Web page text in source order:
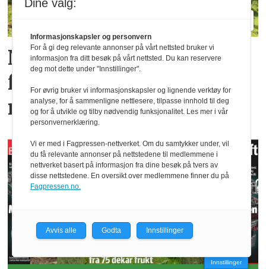
Nye TT212 markerer
femti år­ med
redskapsbærere fra Aebi
Innstillinger
Dine valg:
Informasjonskapsler og personvern
For å gi deg relevante annonser på vårt nettsted bruker vi
informasjon fra ditt besøk på vårt nettsted. Du kan reservere
deg mot dette under "Innstillinger".
For øvrig bruker vi informasjonskapsler og lignende verktøy for
analyse, for å sammenligne nettlesere, tilpasse innhold til deg
og for å utvikle og tilby nødvendig funksjonalitet. Les mer i vår
personvernerklæring.
Vi er med i Fagpressen-nettverket. Om du samtykker under, vil
du få relevante annonser på nettstedene til medlemmene i
nettverket basert på informasjon fra dine besøk på tvers av
disse nettstedene. En oversikt over medlemmene finner du på
Fagpressen.no.
Avvis alle Godta Innstillinger